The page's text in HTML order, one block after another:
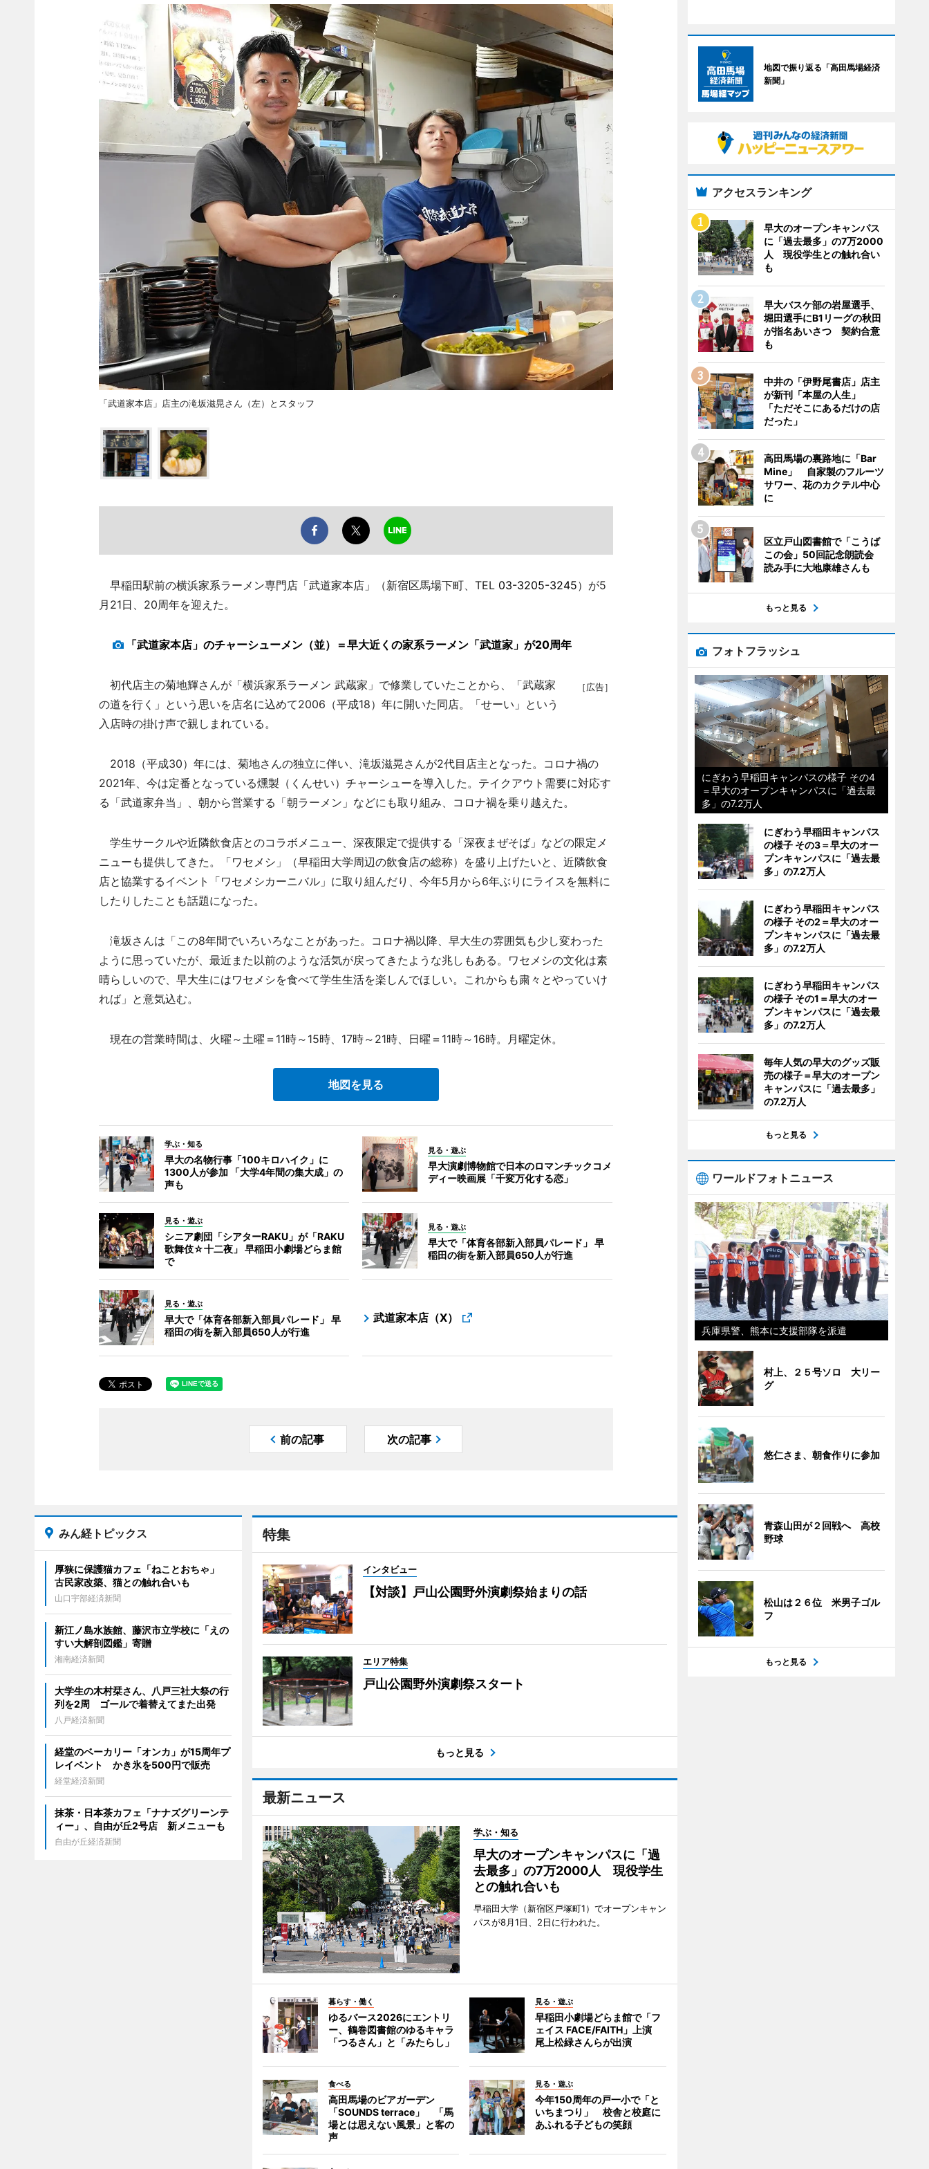
「武道家本店」店主の滝坂滋晃さん（左）とスタッフ
早稲田駅前の横浜家系ラーメン専門店「武道家本店」（新宿区馬場下町、TEL 03-3205-3245）が5
月21日、20周年を迎えた。
「武道家本店」のチャーシューメン（並）＝早大近くの家系ラーメン「武道家」が20周年
［広告］
初代店主の菊地輝さんが「横浜家系ラーメン 武蔵家」で修業していたことから、「武蔵家
の道を行く」という思いを店名に込めて2006（平成18）年に開いた同店。「せーい」という
入店時の掛け声で親しまれている。
2018（平成30）年には、菊地さんの独立に伴い、滝坂滋晃さんが2代目店主となった。コロナ禍の
2021年、今は定番となっている燻製（くんせい）チャーシューを導入した。テイクアウト需要に対応す
る「武道家弁当」、朝から営業する「朝ラーメン」などにも取り組み、コロナ禍を乗り越えた。
学生サークルや近隣飲食店とのコラボメニュー、深夜限定で提供する「深夜まぜそば」などの限定メ
ニューも提供してきた。「ワセメシ」（早稲田大学周辺の飲食店の総称）を盛り上げたいと、近隣飲食
店と協業するイベント「ワセメシカーニバル」に取り組んだり、今年5月から6年ぶりにライスを無料に
したりしたことも話題になった。
滝坂さんは「この8年間でいろいろなことがあった。コロナ禍以降、早大生の雰囲気も少し変わった
ように思っていたが、最近また以前のような活気が戻ってきたような兆しもある。ワセメシの文化は素
晴らしいので、早大生にはワセメシを食べて学生生活を楽しんでほしい。これからも粛々とやっていけ
れば」と意気込む。
現在の営業時間は、火曜～土曜＝11時～15時、17時～21時、日曜＝11時～16時。月曜定休。
地図を見る
学ぶ・知る
早大の名物行事「100キロハイク」に
1300人が参加 「大学4年間の集大成」の
声も
見る・遊ぶ
早大演劇博物館で日本のロマンチックコメ
ディー映画展「千変万化する恋」
見る・遊ぶ
シニア劇団「シアターRAKU」が「RAKU
歌舞伎☆十二夜」 早稲田小劇場どらま館
で
見る・遊ぶ
早大で「体育各部新入部員パレード」 早
稲田の街を新入部員650人が行進
見る・遊ぶ
早大で「体育各部新入部員パレード」 早
稲田の街を新入部員650人が行進
武道家本店（X）
前の記事 次の記事
特集
インタビュー
【対談】戸山公園野外演劇祭始まりの話
エリア特集
戸山公園野外演劇祭スタート
もっと見る
最新ニュース
学ぶ・知る
早大のオープンキャンパスに「過
去最多」の7万2000人 現役学生
との触れ合いも
早稲田大学（新宿区戸塚町1）でオープンキャン
パスが8月1日、2日に行われた。
暮らす・働く
ゆるバース2026にエントリ
ー、鶴巻図書館のゆるキャラ
「つるさん」と「みたらし」
見る・遊ぶ
早稲田小劇場どらま館で「フ
ェイス FACE/FAITH」上演
尾上松緑さんらが出演
食べる
高田馬場のビアガーデン
「SOUNDS terrace」 「馬
場とは思えない風景」と客の
声
見る・遊ぶ
今年150周年の戸一小で「と
いちまつり」 校舎と校庭に
あふれる子どもの笑顔
みん経トピックス
厚狭に保護猫カフェ「ねことおちゃ」
古民家改築、猫との触れ合いも
山口宇部経済新聞
新江ノ島水族館、藤沢市立学校に「えの
すい大解剖図鑑」寄贈
湘南経済新聞
大学生の木村栞さん、八戸三社大祭の行
列を2周 ゴールで着替えてまた出発
八戸経済新聞
経堂のベーカリー「オンカ」が15周年プ
レイベント かき氷を500円で販売
経堂経済新聞
抹茶・日本茶カフェ「ナナズグリーンテ
ィー」、自由が丘2号店 新メニューも
自由が丘経済新聞
地図で振り返る「高田馬場経済
新聞」
アクセスランキング
早大のオープンキャンパス
に「過去最多」の7万2000
人 現役学生との触れ合い
も
早大バスケ部の岩屋選手、
堀田選手にB1リーグの秋田
が指名あいさつ 契約合意
も
中井の「伊野尾書店」店主
が新刊「本屋の人生」
「ただそこにあるだけの店
だった」
高田馬場の裏路地に「Bar
Mine」 自家製のフルーツ
サワー、花のカクテル中心
に
区立戸山図書館で「こうば
この会」50回記念朗読会
読み手に大地康雄さんも
もっと見る
フォトフラッシュ
にぎわう早稲田キャンパスの様子 その4
＝早大のオープンキャンパスに「過去最
多」の7.2万人
にぎわう早稲田キャンパス
の様子 その3＝早大のオー
プンキャンパスに「過去最
多」の7.2万人
にぎわう早稲田キャンパス
の様子 その2＝早大のオー
プンキャンパスに「過去最
多」の7.2万人
にぎわう早稲田キャンパス
の様子 その1＝早大のオー
プンキャンパスに「過去最
多」の7.2万人
毎年人気の早大のグッズ販
売の様子＝早大のオープン
キャンパスに「過去最多」
の7.2万人
もっと見る
ワールドフォトニュース
兵庫県警、熊本に支援部隊を派遣
村上、２５号ソロ 大リー
グ
悠仁さま、朝食作りに参加
青森山田が２回戦へ 高校
野球
松山は２６位 米男子ゴル
フ
もっと見る